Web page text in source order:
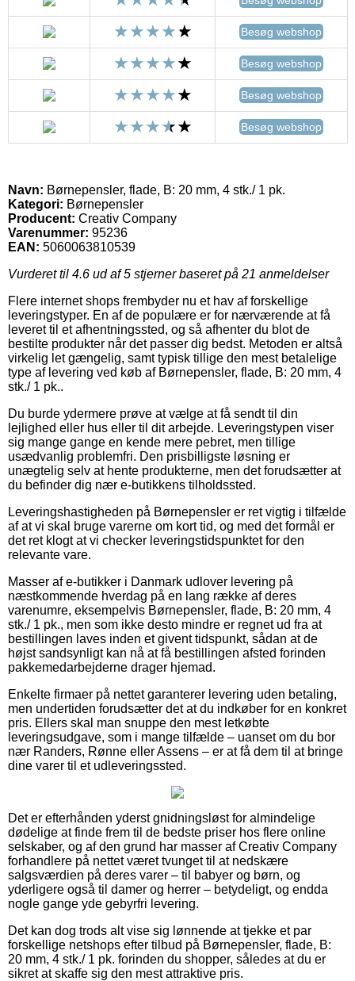
Besøg webshop
Besøg webshop
Besøg webshop
Besøg webshop
Navn: Børnepensler, flade, B: 20 mm, 4 stk./ 1 pk.
Kategori: Børnepensler
Producent: Creativ Company
Varenummer: 95236
EAN: 5060063810539
Vurderet til 4.6 ud af 5 stjerner baseret på 21 anmeldelser
Flere internet shops frembyder nu et hav af forskellige
leveringstyper. En af de populære er for nærværende at få
leveret til et afhentningssted, og så afhenter du blot de
bestilte produkter når det passer dig bedst. Metoden er altså
virkelig let gængelig, samt typisk tillige den mest betalelige
type af levering ved køb af Børnepensler, flade, B: 20 mm, 4
stk./ 1 pk..
Du burde ydermere prøve at vælge at få sendt til din
lejlighed eller hus eller til dit arbejde. Leveringstypen viser
sig mange gange en kende mere pebret, men tillige
usædvanlig problemfri. Den prisbilligste løsning er
unægtelig selv at hente produkterne, men det forudsætter at
du befinder dig nær e-butikkens tilholdssted.
Leveringshastigheden på Børnepensler er ret vigtig i tilfælde
af at vi skal bruge varerne om kort tid, og med det formål er
det ret klogt at vi checker leveringstidspunktet for den
relevante vare.
Masser af e-butikker i Danmark udlover levering på
næstkommende hverdag på en lang række af deres
varenumre, eksempelvis Børnepensler, flade, B: 20 mm, 4
stk./ 1 pk., men som ikke desto mindre er regnet ud fra at
bestillingen laves inden et givent tidspunkt, sådan at de
højst sandsynligt kan nå at få bestillingen afsted forinden
pakkemedarbejderne drager hjemad.
Enkelte firmaer på nettet garanterer levering uden betaling,
men undertiden forudsætter det at du indkøber for en konkret
pris. Ellers skal man snuppe den mest letkøbte
leveringsudgave, som i mange tilfælde – uanset om du bor
nær Randers, Rønne eller Assens – er at få dem til at bringe
dine varer til et udleveringssted.
Det er efterhånden yderst gnidningsløst for almindelige
dødelige at finde frem til de bedste priser hos flere online
selskaber, og af den grund har masser af Creativ Company
forhandlere på nettet været tvunget til at nedskære
salgsværdien på deres varer – til babyer og børn, og
yderligere også til damer og herrer – betydeligt, og endda
nogle gange yde gebyrfri levering.
Det kan dog trods alt vise sig lønnende at tjekke et par
forskellige netshops efter tilbud på Børnepensler, flade, B:
20 mm, 4 stk./ 1 pk. forinden du shopper, således at du er
sikret at skaffe sig den mest attraktive pris.